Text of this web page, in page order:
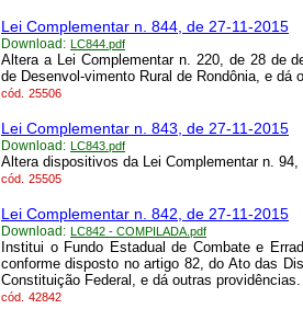
Lei Complementar n. 844, de 27-11-2015
Download: LC844.pdf
Altera a Lei Complementar n. 220, de 28 de
de Desenvol-vimento Rural de Rondônia, e dá
cód. 25506
Lei Complementar n. 843, de 27-11-2015
Download: LC843.pdf
Altera dispositivos da Lei Complementar n.
cód. 25505
Lei Complementar n. 842, de 27-11-2015
Download: LC842 - COMPILADA.pdf
Institui o Fundo Estadual de Combate e
conforme disposto no artigo 82, do Ato das
Constituição Federal, e dá outras providências.
cód. 42842